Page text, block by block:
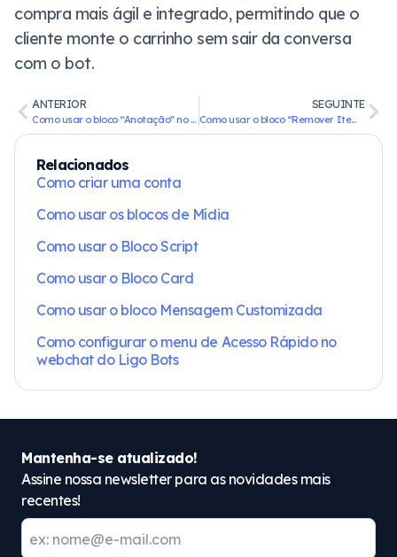
compra mais ágil e integrado, permitindo que o
cliente monte o carrinho sem sair da conversa
com o bot.
ANTERIOR
Como usar o bloco “Anotação” no Ligo Bots
SEGUINTE
Como usar o bloco “Remover Item do Carrinho” (VTEX) no Ligo Bots
Relacionados
Como criar uma conta
Como usar os blocos de Mídia
Como usar o Bloco Script
Como usar o Bloco Card
Como usar o bloco Mensagem Customizada
Como configurar o menu de Acesso Rápido no
webchat do Ligo Bots
Mantenha-se atualizado!
Assine nossa newsletter para as novidades mais
recentes!